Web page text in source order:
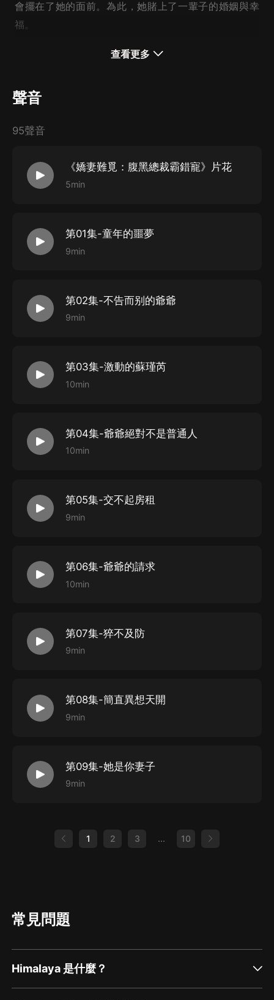
會擺在了她的面前。為此，她賭上了一輩子的婚姻與幸
福。
一段以交易為開始的孽緣，究竟能否守得雲開見月明？
查看更多
聲音
95聲音
《嬌妻難覓：腹黑總裁霸錯寵》片花
5min
第01集-童年的噩夢
9min
第02集-不告而别的爺爺
9min
第03集-激動的蘇瑾芮
10min
第04集-爺爺絕對不是普通人
10min
第05集-交不起房租
9min
第06集-爺爺的請求
10min
第07集-猝不及防
9min
第08集-簡直異想天開
9min
第09集-她是你妻子
9min
1 2 3 ... 10
常見問題
Himalaya 是什麼？